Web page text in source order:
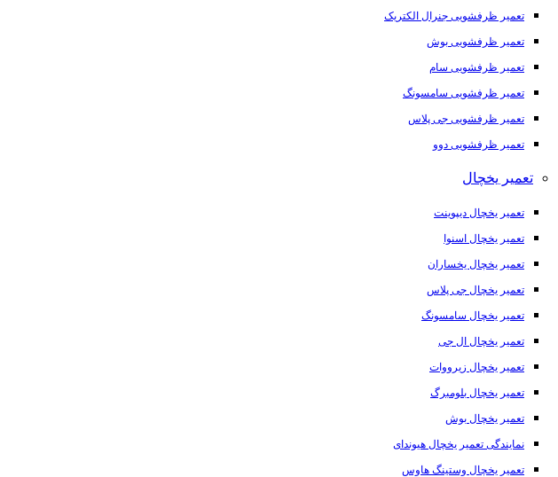
تعمیر ظرفشویی جنرال الکتریک
تعمیر ظرفشویی بوش
تعمیر ظرفشویی سام
تعمیر ظرفشویی سامسونگ
تعمیر ظرفشویی جی پلاس
تعمیر ظرفشویی دوو
تعمیر یخچال
تعمیر یخچال دیپوینت
تعمیر یخچال اسنوا
تعمیر یخچال یخساران
تعمیر یخچال جی پلاس
تعمیر یخچال سامسونگ
تعمیر یخچال ال جی
تعمیر یخچال زیرووات
تعمیر یخچال بلومبرگ
تعمیر یخچال بوش
نمایندگی تعمیر یخچال هیوندای
تعمیر یخچال وستینگ هاوس